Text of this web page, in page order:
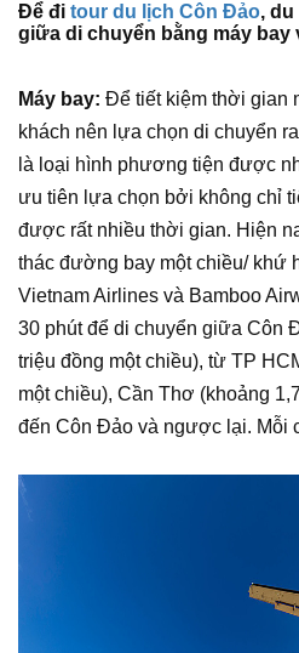
Để đi tour du lịch Côn Đảo,
giữa di chuyển bằng máy bay
Máy bay: Để tiết kiệm thời gian
khách nên lựa chọn di chuyển
là loại hình phương tiện được
ưu tiên lựa chọn bởi không chỉ
được rất nhiều thời gian. Hiện
thác đường bay một chiều/ khứ
Vietnam Airlines và Bamboo
30 phút để di chuyển giữa Côn
triệu đồng một chiều), từ TP
một chiều), Cần Thơ (khoảng
đến Côn Đảo và ngược lại. Mỗi